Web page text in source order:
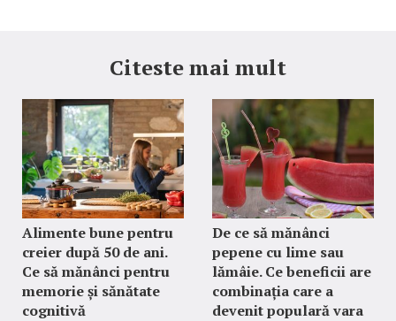
Citeste mai mult
Alimente bune pentru
creier după 50 de ani.
Ce să mănânci pentru
memorie și sănătate
cognitivă
De ce să mănânci
pepene cu lime sau
lămâie. Ce beneficii are
combinația care a
devenit populară vara